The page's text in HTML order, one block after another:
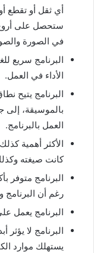
أي ثقل أو تقطع
ستحصل على أروع
في الصورة
البرنامج سريع
الأداء في العمل.
البرنامج يتيح
بالموسيقة، إلى
العمل بالبرنامج.
الأكثر أهمية
كانت صيغته
البرنامج متوفر
رغم أن
البرنامج يعمل
البرنامج لا
يستهلك موارد